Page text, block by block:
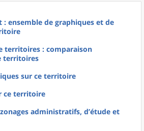
: ensemble de graphiques et de
territoires : comparaison
territoires
sur ce territoire
ce territoire
administratifs, d’étude et